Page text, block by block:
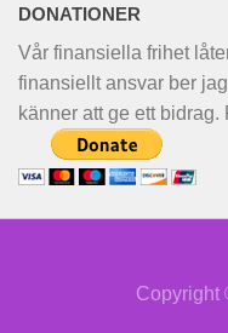
DONATIONER
Vår finansiella frihet
finansiellt ansvar ber
känner att ge ett bidrag.
Copyright